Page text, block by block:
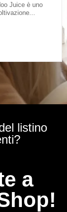
Juice è uno
listino
a